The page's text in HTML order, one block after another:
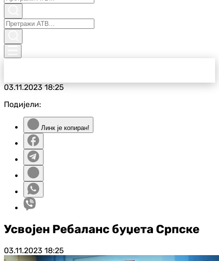
03.11.202318:25
Подијели:
Линк је копиран!
Усвојен Ребаланс буџета Српске
03.11.2023 18:25